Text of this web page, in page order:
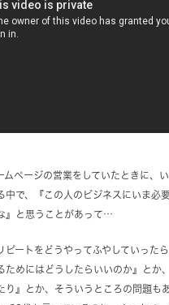
ムページの営業をしていたときに、
中で、『この人のビジネスにいま必
』と思うことがあって…
ートをどうやってふやしていったら
ためにはどうしたらいいのか』とか
り』とか、そういうところの問題も